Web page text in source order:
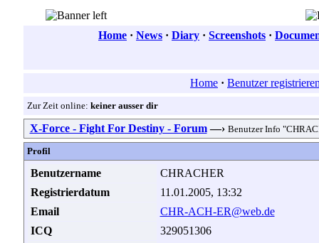
Home · News · Diary · Screenshots ·
Home · Benutzer
Zur Zeit online: keiner ausser dir
X-Force - Fight For Destiny - Forum —› Benutzer Info
Profil
Benutzername
CHRACHER
Registrierdatum
11.01.2005, 13:32
Email
CHR-ACH-ER@web.de
ICQ
329051306